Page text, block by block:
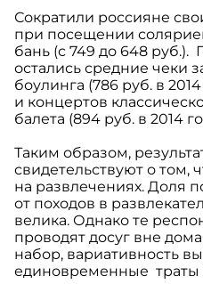
Сократили россияне
при посещении
бань (с 749 до 648
остались средние чеки
боулинга (786 руб. в
и концертов
балета (894 руб. в 2014
Таким образом,
свидетельствуют о том,
на развлечениях. Доля
от походов в
велика. Однако те
проводят досуг вне
набор, вариативность
единовременные траты